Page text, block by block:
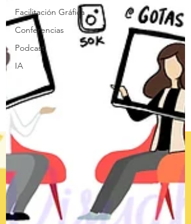
Facilitación Gráfica
Conferencias
Podcast
IA